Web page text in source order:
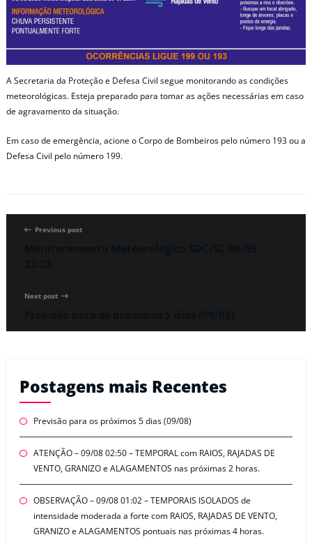
A Secretaria da Proteção e Defesa Civil segue monitorando as condições
meteorológicas. Esteja preparado para tomar as ações necessárias em caso
de agravamento da situação.
Em caso de emergência, acione o Corpo de Bombeiros pelo número 193 ou a
Defesa Civil pelo número 199.
Previous post
Next post
Postagens mais Recentes
Previsão para os próximos 5 dias (09/08)
ATENÇÃO – 09/08 02:50 – TEMPORAL com RAIOS, RAJADAS DE
VENTO, GRANIZO e ALAGAMENTOS nas próximas 2 horas.
OBSERVAÇÃO – 09/08 01:02 – TEMPORAIS ISOLADOS de
intensidade moderada a forte com RAIOS, RAJADAS DE VENTO,
GRANIZO e ALAGAMENTOS pontuais nas próximas 4 horas.